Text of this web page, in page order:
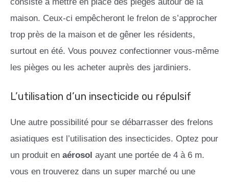
maison. Ceux-ci empêcheront le frelon de s’approcher
trop près de la maison et de gêner les résidents,
surtout en été. Vous pouvez confectionner vous-même
les pièges ou les acheter auprès des jardiniers.
L’utilisation d’un insecticide ou répulsif
Une autre possibilité pour se débarrasser des frelons
asiatiques est l’utilisation des insecticides. Optez pour
un produit en aérosol ayant une portée de 4 à 6 m.
vous en trouverez dans un super marché ou une